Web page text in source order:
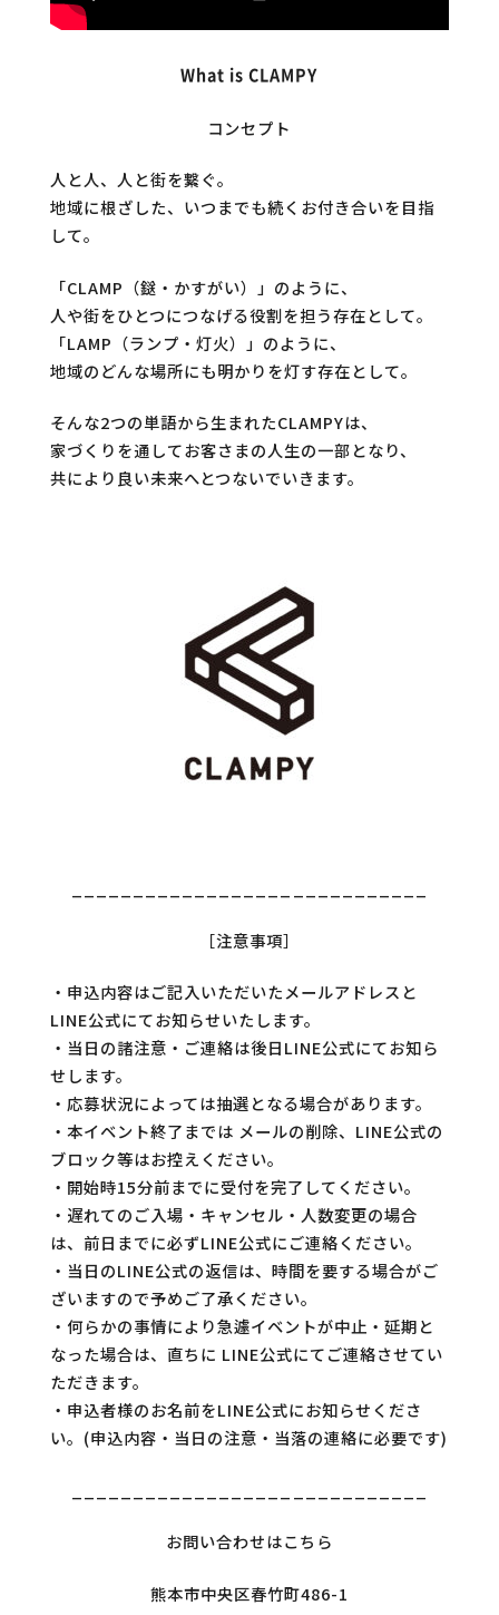
What is CLAMPY
コンセプト
人と人、人と街を繋ぐ。
地域に根ざした、いつまでも続くお付き合いを目指
して。
「CLAMP（鎹・かすがい）」のように、
人や街をひとつにつなげる役割を担う存在として。
「LAMP（ランプ・灯火）」のように、
地域のどんな場所にも明かりを灯す存在として。
そんな2つの単語から生まれたCLAMPYは、
家づくりを通してお客さまの人生の一部となり、
共により良い未来へとつないでいきます。
［注意事項］
・申込内容はご記入いただいたメールアドレスと
LINE公式にてお知らせいたします。
・当日の諸注意・ご連絡は後日LINE公式にてお知ら
せします。
・応募状況によっては抽選となる場合があります。
・本イベント終了までは メールの削除、LINE公式の
ブロック等はお控えください。
・開始時15分前までに受付を完了してください。
・遅れてのご入場・キャンセル・人数変更の場合
は、前日までに必ずLINE公式にご連絡ください。
・当日のLINE公式の返信は、時間を要する場合がご
ざいますので予めご了承ください。
・何らかの事情により急遽イベントが中止・延期と
なった場合は、直ちに LINE公式にてご連絡させてい
ただきます。
・申込者様のお名前をLINE公式にお知らせくださ
い。(申込内容・当日の注意・当落の連絡に必要です)
お問い合わせはこちら
熊本市中央区春竹町486-1